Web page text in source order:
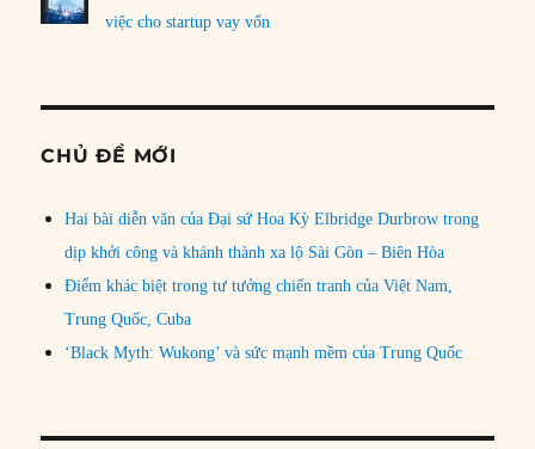
việc cho startup vay vốn
CHỦ ĐỀ MỚI
Hai bài diễn văn của Đại sứ Hoa Kỳ Elbridge Durbrow trong
dịp khởi công và khánh thành xa lộ Sài Gòn – Biên Hòa
Điểm khác biệt trong tư tưởng chiến tranh của Việt Nam,
Trung Quốc, Cuba
‘Black Myth: Wukong’ và sức mạnh mềm của Trung Quốc